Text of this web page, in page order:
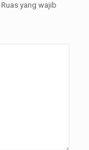
Ruas yang wajib